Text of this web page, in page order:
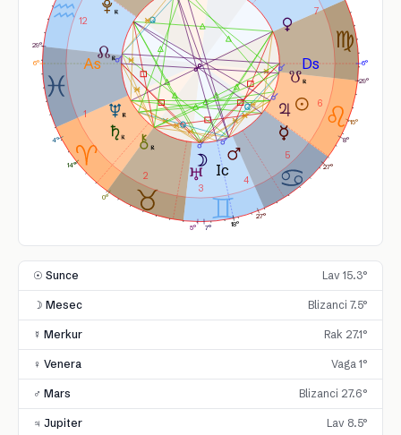
1
2
3
4
5
6
7
12
15°
7°
27°
27°
8°
14°
5°
4°
29°
0°
6° 6°
18°
29°
☉ Sunce Lav 15.3°
☽ Mesec Blizanci 7.5°
☿ Merkur Rak 27.1°
♀ Venera Vaga 1°
♂ Mars Blizanci 27.6°
♃ Jupiter Lav 8.5°